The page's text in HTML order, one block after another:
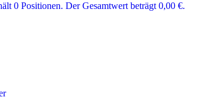
0 Positionen. Der Gesamtwert beträgt 0,00 €.